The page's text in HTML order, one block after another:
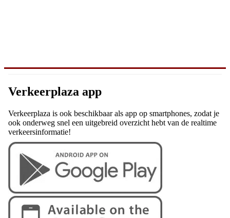
Verkeerplaza app
Verkeerplaza is ook beschikbaar als app op smartphones, zodat je
ook onderweg snel een uitgebreid overzicht hebt van de realtime
verkeersinformatie!